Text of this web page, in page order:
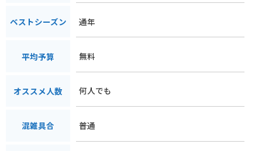
ベストシーズン 通年
平均予算 無料
オススメ人数 何人でも
混雑具合 普通